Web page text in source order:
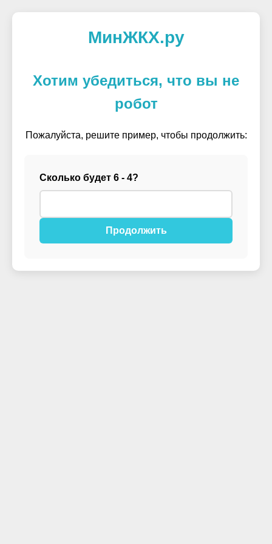
МинЖКХ.ру
Хотим убедиться, что вы не
робот
Пожалуйста, решите пример, чтобы продолжить:
Сколько будет 6 - 4?
Продолжить